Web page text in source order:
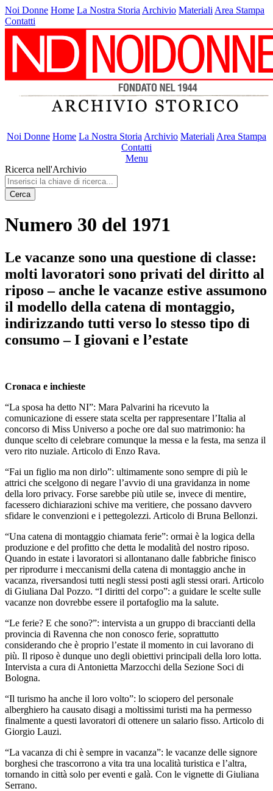
Noi Donne Home La Nostra Storia Archivio Materiali Area Stampa
Contatti
Noi Donne Home La Nostra Storia Archivio Materiali Area Stampa
Contatti
Menu
Ricerca nell'Archivio
Cerca
Numero 30 del 1971
Le vacanze sono una questione di classe:
molti lavoratori sono privati del diritto al
riposo – anche le vacanze estive assumono
il modello della catena di montaggio,
indirizzando tutti verso lo stesso tipo di
consumo – I giovani e l’estate
Cronaca e inchieste
“La sposa ha detto NI”: Mara Palvarini ha ricevuto la
comunicazione di essere stata scelta per rappresentare l’Italia al
concorso di Miss Universo a poche ore dal suo matrimonio: ha
dunque scelto di celebrare comunque la messa e la festa, ma senza il
vero rito nuziale. Articolo di Enzo Rava.
“Fai un figlio ma non dirlo”: ultimamente sono sempre di più le
attrici che scelgono di negare l’avvio di una gravidanza in nome
della loro privacy. Forse sarebbe più utile se, invece di mentire,
facessero dichiarazioni schive ma veritiere, che possano davvero
sfidare le convenzioni e i pettegolezzi. Articolo di Bruna Bellonzi.
“Una catena di montaggio chiamata ferie”: ormai è la logica della
produzione e del profitto che detta le modalità del nostro riposo.
Quando in estate i lavoratori si allontanano dalle fabbriche finisco
per riprodurre i meccanismi della catena di montaggio anche in
vacanza, riversandosi tutti negli stessi posti agli stessi orari. Articolo
di Giuliana Dal Pozzo. “I diritti del corpo”: a guidare le scelte sulle
vacanze non dovrebbe essere il portafoglio ma la salute.
“Le ferie? E che sono?”: intervista a un gruppo di braccianti della
provincia di Ravenna che non conosco ferie, soprattutto
considerando che è proprio l’estate il momento in cui lavorano di
più. Il riposo è dunque uno degli obiettivi principali della loro lotta.
Intervista a cura di Antonietta Marzocchi della Sezione Soci di
Bologna.
“Il turismo ha anche il loro volto”: lo sciopero del personale
alberghiero ha causato disagi a moltissimi turisti ma ha permesso
finalmente a questi lavoratori di ottenere un salario fisso. Articolo di
Giorgio Lauzi.
“La vacanza di chi è sempre in vacanza”: le vacanze delle signore
borghesi che trascorrono a vita tra una località turistica e l’altra,
tornando in città solo per eventi e galà. Con le vignette di Giuliana
Serrano.